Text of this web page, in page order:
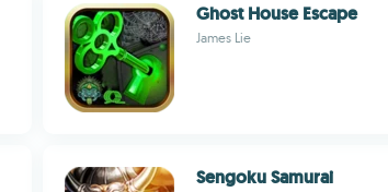
Ghost House Escape
James Lie
Sengoku Samurai